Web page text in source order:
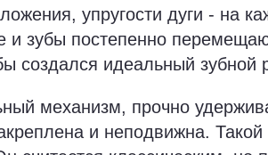
упругости дуги - на
и зубы постепенно
создался идеальный зубной
механизм, прочно
и неподвижна. Такой